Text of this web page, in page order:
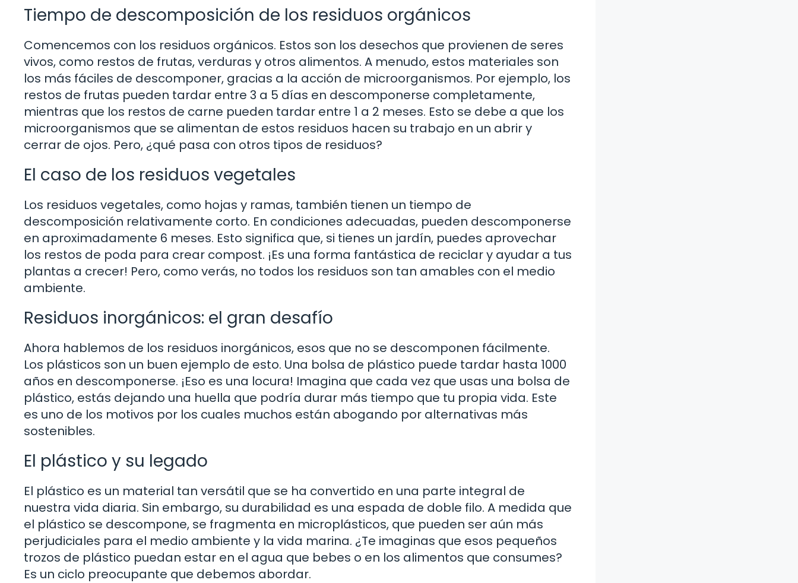
Tiempo de descomposición de los residuos orgánicos
Comencemos con los residuos orgánicos. Estos son los desechos que provienen de seres
vivos, como restos de frutas, verduras y otros alimentos. A menudo, estos materiales son
los más fáciles de descomponer, gracias a la acción de microorganismos. Por ejemplo, los
restos de frutas pueden tardar entre 3 a 5 días en descomponerse completamente,
mientras que los restos de carne pueden tardar entre 1 a 2 meses. Esto se debe a que los
microorganismos que se alimentan de estos residuos hacen su trabajo en un abrir y
cerrar de ojos. Pero, ¿qué pasa con otros tipos de residuos?
El caso de los residuos vegetales
Los residuos vegetales, como hojas y ramas, también tienen un tiempo de
descomposición relativamente corto. En condiciones adecuadas, pueden descomponerse
en aproximadamente 6 meses. Esto significa que, si tienes un jardín, puedes aprovechar
los restos de poda para crear compost. ¡Es una forma fantástica de reciclar y ayudar a tus
plantas a crecer! Pero, como verás, no todos los residuos son tan amables con el medio
ambiente.
Residuos inorgánicos: el gran desafío
Ahora hablemos de los residuos inorgánicos, esos que no se descomponen fácilmente.
Los plásticos son un buen ejemplo de esto. Una bolsa de plástico puede tardar hasta 1000
años en descomponerse. ¡Eso es una locura! Imagina que cada vez que usas una bolsa de
plástico, estás dejando una huella que podría durar más tiempo que tu propia vida. Este
es uno de los motivos por los cuales muchos están abogando por alternativas más
sostenibles.
El plástico y su legado
El plástico es un material tan versátil que se ha convertido en una parte integral de
nuestra vida diaria. Sin embargo, su durabilidad es una espada de doble filo. A medida que
el plástico se descompone, se fragmenta en microplásticos, que pueden ser aún más
perjudiciales para el medio ambiente y la vida marina. ¿Te imaginas que esos pequeños
trozos de plástico puedan estar en el agua que bebes o en los alimentos que consumes?
Es un ciclo preocupante que debemos abordar.